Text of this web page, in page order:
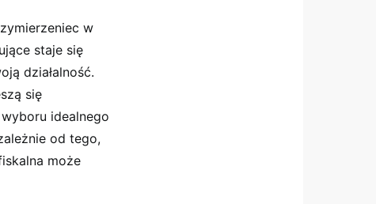
w
staje się
działalność.
się
idealnego
od tego,
może